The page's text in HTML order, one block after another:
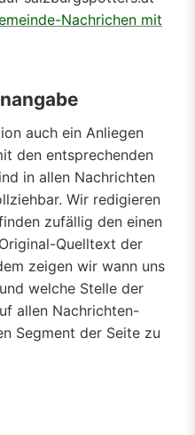
Nachrichen mit
auch ein Anliegen
den entsprechenden
in allen Nachrichten
Wir redigieren
zufällig den einen
Quelltext der
zeigen wir wann uns
welche Stelle der
allen Nachrichten-
Segment der Seite zu